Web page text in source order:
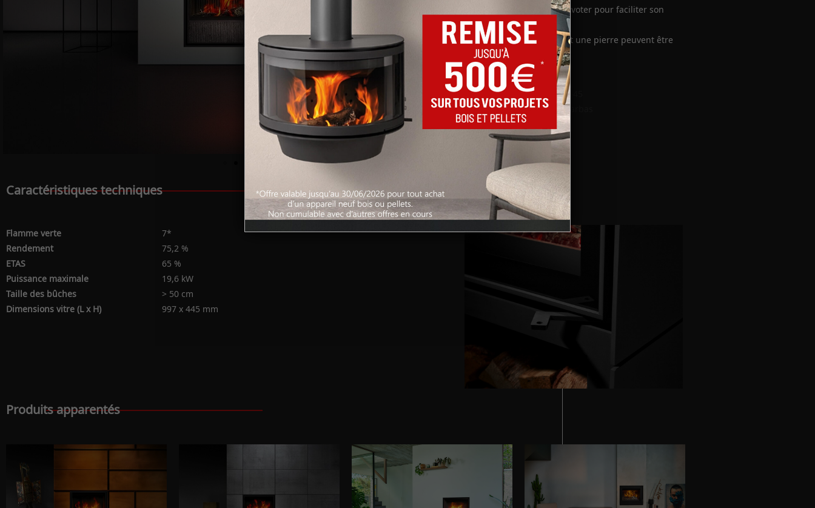
La vitre peut également pivoter pour faciliter son
entretien.
Une grille pare-étincelle et une pierre peuvent être
ajoutée en option.
Page officielle :Evolux 100-45
Catalogue :Foyer Evolux Barbas
Caractéristiques techniques
Flamme verte
Rendement
ETAS
Puissance maximale
Taille des bûches
Dimensions vitre (L x H)
7*
75,2 %
65 %
19,6 kW
> 50 cm
997 x 445 mm
Produits apparentés